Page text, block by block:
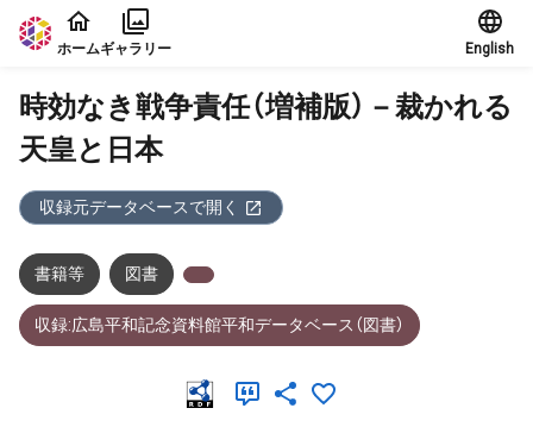
本文に飛ぶ
ホームギャラリー English
時効なき戦争責任（増補版）－裁かれる
天皇と日本
収録元データベースで開く
書籍等 図書
収録:広島平和記念資料館平和データベース（図書）